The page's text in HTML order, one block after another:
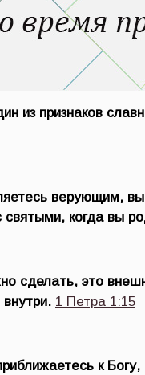
из признаков
верующим,
святыми, когда вы
сделать, это
1 Петра 1:15
к